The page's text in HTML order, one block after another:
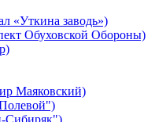
«Уткина заводь»)
Обуховской Обороны)
Маяковский)
Сибиряк")